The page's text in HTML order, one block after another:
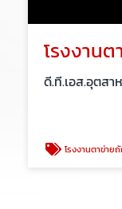
โรงงาน
ดี.ที.เอส.อุตสา
โรงงานตาข่าย